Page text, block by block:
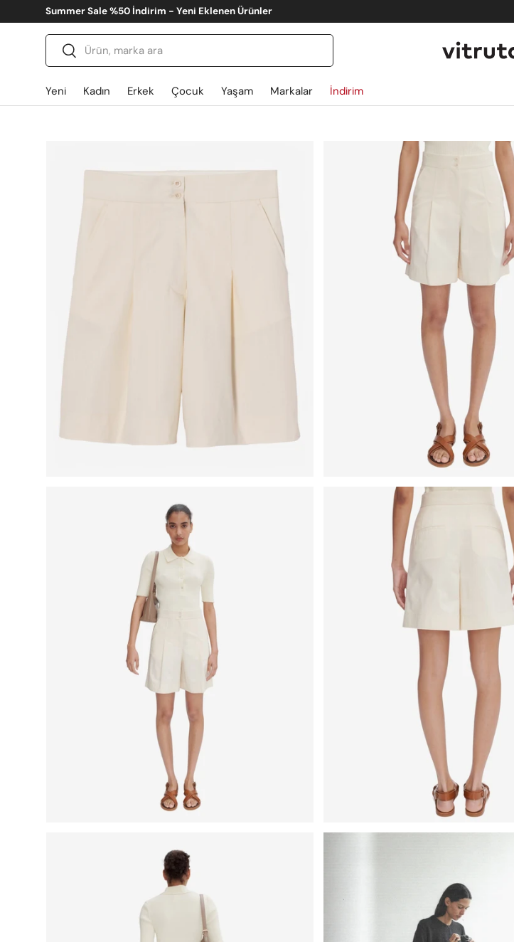
İçeriğe atla
Summer Sale %50 İndirim - Yeni Eklenen Ürünler
Ara
Gönder
Yeni Kadın Erkek Çocuk Yaşam Markalar İndirim